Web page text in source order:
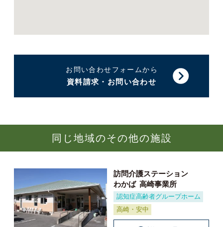
お問い合わせフォームから
資料請求・お問い合わせ
同じ地域のその他の施設
訪問介護ステーション
わかば 高崎事業所
認知症高齢者グループホーム
高崎・安中